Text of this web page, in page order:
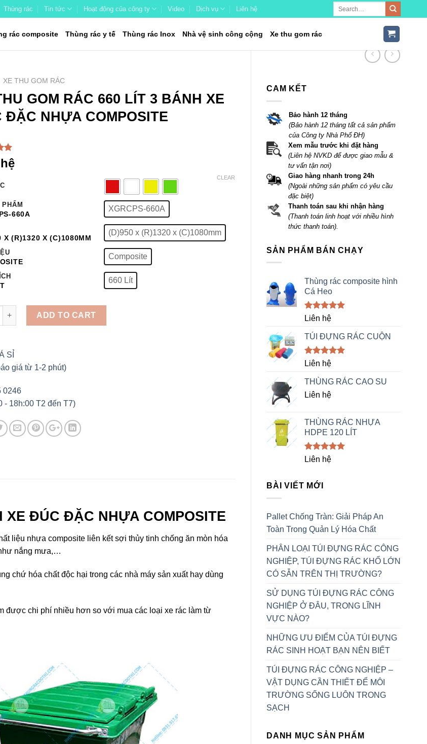
Thùng rác Tin tức Hoạt động của công ty Video Dịch vụ Liên hệ
rác composite Thùng rác y tế Thùng rác Inox Nhà vệ sinh công cộng Xe thu gom rác
CAM KẾT
Bảo hành 12 tháng
(Bảo hành 12 tháng tất cả sản phẩm
của Công ty Nhà Phố ĐH)
Xem mẫu trước khi đặt hàng
(Liên hệ NVKD để được giao mẫu &
tư vấn tận nơi)
Giao hàng nhanh trong 24h
(Ngoài những sản phẩm có yêu cầu
đặc biệt)
Thanh toán sau khi nhận hàng
(Thanh toán linh hoạt với nhiều hình
thức thanh toán).
SẢN PHẨM BÁN CHẠY
Thùng rác composite hình
Cá Heo
Rated5.00
Liên hệ
TÚI ĐỰNG RÁC CUỘN
Rated5.00
Liên hệ
THÙNG RÁC CAO SU
Liên hệ
THÙNG RÁC NHỰA
HDPE 120 LÍT
Rated5.00
Liên hệ
BÀI VIẾT MỚI
Pallet Chống Tràn: Giải Pháp An
Toàn Trong Quản Lý Hóa Chất
PHÂN LOẠI TÚI ĐỰNG RÁC CÔNG
NGHIỆP, TÚI ĐỰNG RÁC KHỔ LỚN
CÓ SẴN TRÊN THỊ TRƯỜNG?
SỬ DỤNG TÚI ĐỰNG RÁC CÔNG
NGHIỆP Ở ĐÂU, TRONG LĨNH
VỰC NÀO?
NHỮNG ƯU ĐIỂM CỦA TÚI ĐỰNG
RÁC SINH HOẠT BẠN NÊN BIẾT
TÚI ĐỰNG RÁC CÔNG NGHIỆP –
VẬT DỤNG CẦN THIẾT ĐỂ MÔI
TRƯỜNG SỐNG LUÔN TRONG
SẠCH
DANH MỤC SẢN PHẨM
XE THU GOM RÁC
GOM RÁC 660 LÍT 3 BÁNH XE
ĐẶC NHỰA COMPOSITE
660A
XGRCPS-660A
X (R)1320 X (C)1080MM
(D)950 x (R)1320 x (C)1080mm
Composite
660 Lít
CLEAR
GOM RÁC 660 LÍT 3 BÁNH XE ĐÚC ĐẶC NHỰA COMPOSITE quantity
ADD TO CART
SỈ
giá từ 1-2 phút)
0246
- 18h:00 T2 đến T7)
XE ĐÚC ĐẶC NHỰA COMPOSITE
liệu nhựa composite liên kết sợi thủy tinh chống ăn mòn hóa
nắng mưa,…
chứ hóa chất độc hại trong các nhà máy sản xuất hay dùng
được chi phí nhiều hơn so với mua các loại xe rác làm từ